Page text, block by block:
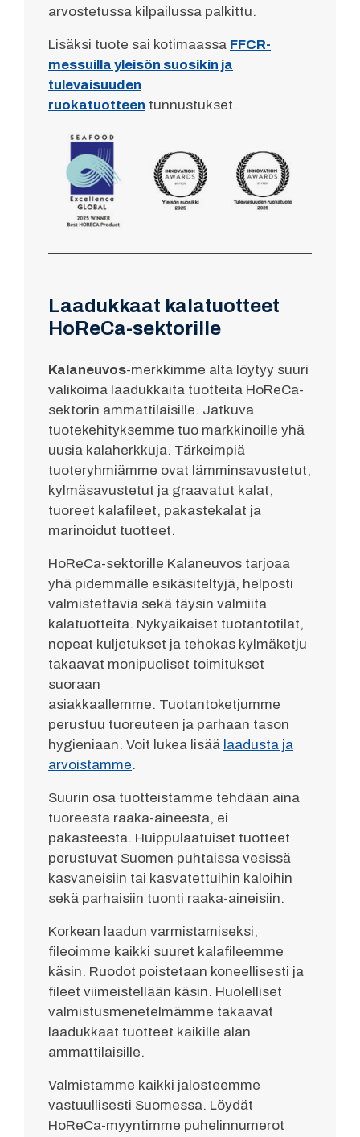
arvostetussa kilpailussa palkittu.
Lisäksi tuote sai kotimaassa FFCR-
messuilla yleisön suosikin ja
tulevaisuuden
ruokatuotteen tunnustukset.
Laadukkaat kalatuotteet
HoReCa-sektorille
Kalaneuvos-merkkimme alta löytyy suuri
valikoima laadukkaita tuotteita HoReCa-
sektorin ammattilaisille. Jatkuva
tuotekehityksemme tuo markkinoille yhä
uusia kalaherkkuja. Tärkeimpiä
tuoteryhmiämme ovat lämminsavustetut,
kylmäsavustetut ja graavatut kalat,
tuoreet kalafileet, pakastekalat ja
marinoidut tuotteet.
HoReCa-sektorille Kalaneuvos tarjoaa
yhä pidemmälle esikäsiteltyjä, helposti
valmistettavia sekä täysin valmiita
kalatuotteita. Nykyaikaiset tuotantotilat,
nopeat kuljetukset ja tehokas kylmäketju
takaavat monipuoliset toimitukset
suoraan
asiakkaallemme. Tuotantoketjumme
perustuu tuoreuteen ja parhaan tason
hygieniaan. Voit lukea lisää laadusta ja
arvoistamme.
Suurin osa tuotteistamme tehdään aina
tuoreesta raaka-aineesta, ei
pakasteesta. Huippulaatuiset tuotteet
perustuvat Suomen puhtaissa vesissä
kasvaneisiin tai kasvatettuihin kaloihin
sekä parhaisiin tuonti raaka-aineisiin.
Korkean laadun varmistamiseksi,
fileoimme kaikki suuret kalafileemme
käsin. Ruodot poistetaan koneellisesti ja
fileet viimeistellään käsin. Huolelliset
valmistusmenetelmämme takaavat
laadukkaat tuotteet kaikille alan
ammattilaisille.
Valmistamme kaikki jalosteemme
vastuullisesti Suomessa. Löydät
HoReCa-myyntimme puhelinnumerot